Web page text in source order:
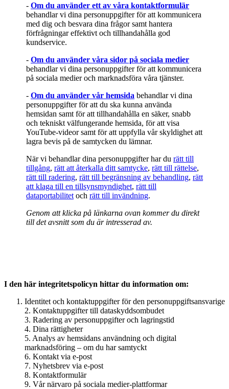
- Om du använder ett av våra kontaktformulär
behandlar vi dina personuppgifter för att kommunicera
med dig och besvara dina frågor samt hantera
förfrågningar effektivt och tillhandahålla god
kundservice.
- Om du använder våra sidor på sociala medier
behandlar vi dina personuppgifter för att kommunicera
på sociala medier och marknadsföra våra tjänster.
- Om du använder vår hemsida behandlar vi dina
personuppgifter för att du ska kunna använda
hemsidan samt för att tillhandahålla en säker, snabb
och tekniskt välfungerande hemsida, för att visa
YouTube-videor samt för att uppfylla vår skyldighet att
lagra bevis på de samtycken du lämnar.
När vi behandlar dina personuppgifter har du rätt till
tillgång, rätt att återkalla ditt samtycke, rätt till rättelse,
rätt till radering, rätt till begränsning av behandling, rätt
att klaga till en tillsynsmyndighet, rätt till
dataportabilitet och rätt till invändning.
Genom att klicka på länkarna ovan kommer du direkt
till det avsnitt som du är intresserad av.
I den här integritetspolicyn hittar du information om:
Identitet och kontaktuppgifter för den personuppgiftsansvarige
2. Kontaktuppgifter till dataskyddsombudet
3. Radering av personuppgifter och lagringstid
4. Dina rättigheter
5. Analys av hemsidans användning och digital
marknadsföring – om du har samtyckt
6. Kontakt via e-post
7. Nyhetsbrev via e-post
8. Kontaktformulär
9. Vår närvaro på sociala medier-plattformar